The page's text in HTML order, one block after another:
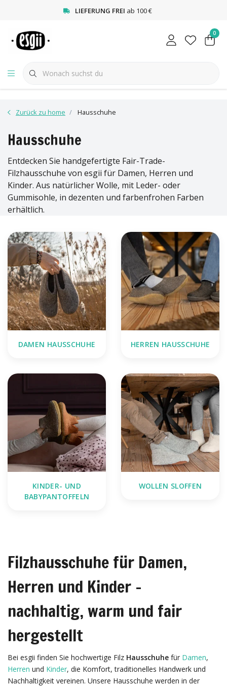
LIEFERUNG FREI ab 100 €
0
Zurück zu home Hausschuhe
Hausschuhe
Entdecken Sie handgefertigte Fair-Trade-
Filzhausschuhe von esgii für Damen, Herren und
Kinder. Aus natürlicher Wolle, mit Leder- oder
Gummisohle, in dezenten und farbenfrohen Farben
erhältlich.
DAMEN HAUSSCHUHE HERREN HAUSSCHUHE
KINDER- UND
BABYPANTOFFELN
WOLLEN SLOFFEN
Filzhausschuhe für Damen,
Herren und Kinder –
nachhaltig, warm und fair
hergestellt
Bei esgii finden Sie hochwertige Filz Hausschuhe für Damen,
Herren und Kinder, die Komfort, traditionelles Handwerk und
Nachhaltigkeit vereinen. Unsere Hausschuhe werden in der